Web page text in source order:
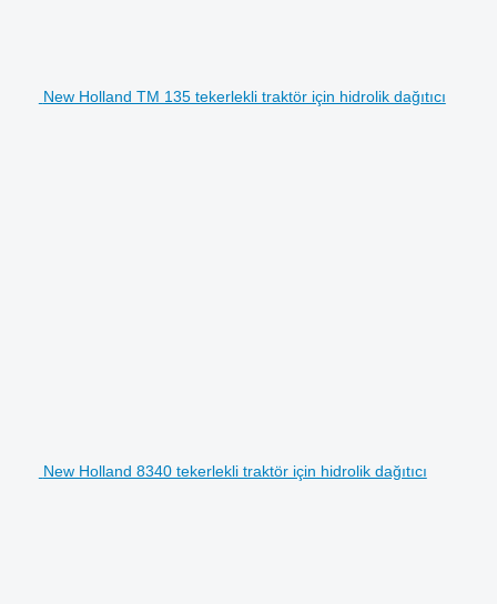
New Holland TM 135 tekerlekli traktör için hidrolik dağıtıcı
New Holland 8340 tekerlekli traktör için hidrolik dağıtıcı